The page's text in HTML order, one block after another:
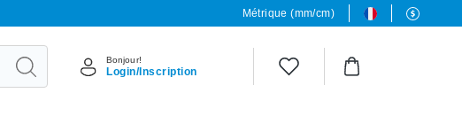
Métrique (mm/cm)
Bonjour!
Login/Inscription